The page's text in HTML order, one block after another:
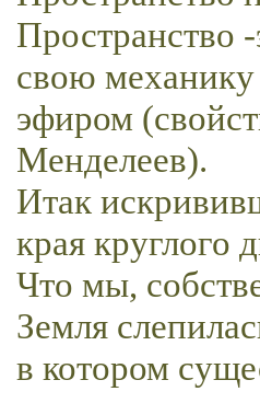
Пространство
свою
эфиром
Менделеев).
Итак
края круглого
Что мы,
Земля
в котором